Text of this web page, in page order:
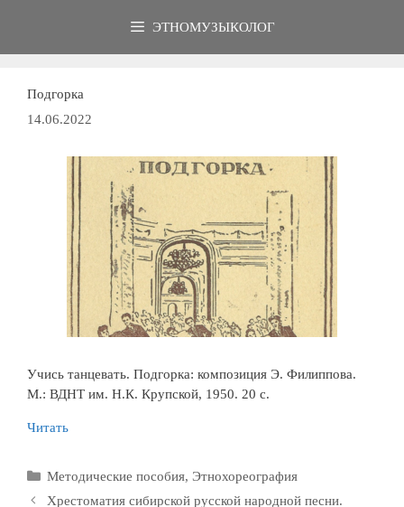
ЭТНОМУЗЫКОЛОГ
Подгорка
14.06.2022
Учись танцевать. Подгорка: композиция Э. Филиппова.
М.: ВДНТ им. Н.К. Крупской, 1950. 20 с.
Читать
Рубрики
Методические пособия, Этнохореография
Хрестоматия сибирской русской народной песни.